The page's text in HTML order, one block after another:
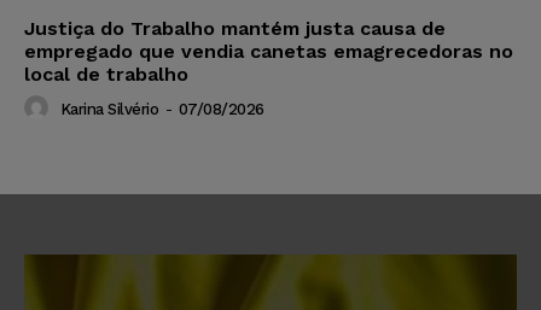
Justiça do Trabalho mantém justa causa de
empregado que vendia canetas emagrecedoras no
local de trabalho
Karina Silvério - 07/08/2026